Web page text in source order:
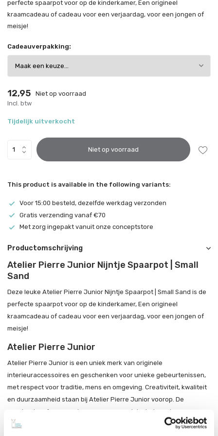
perfecte spaarpot voor op de kinderkamer, Een origineel
kraamcadeau of cadeau voor een verjaardag, voor een jongen of
meisje!
Cadeauverpakking:
12,95
Niet op voorraad
Incl. btw
Tijdelijk uitverkocht
Niet op voorraad
This product is available in the following variants:
Voor 15:00 besteld, dezelfde werkdag verzonden
Gratis verzending vanaf €70
Met zorg ingepakt vanuit onze conceptstore
Productomschrijving
Atelier Pierre Junior Nijntje Spaarpot | Small
Sand
Deze leuke Atelier Pierre Junior Nijntje Spaarpot | Small Sand is de
perfecte spaarpot voor op de kinderkamer, Een origineel
kraamcadeau of cadeau voor een verjaardag, voor een jongen of
meisje!
Atelier Pierre Junior
Atelier Pierre Junior is een uniek merk van originele
interieuraccessoires en geschenken voor unieke gebeurtenissen,
met respect voor traditie, mens en omgeving. Creativiteit, kwaliteit
en duurzaamheid staan bij Atelier Pierre Junior voorop. De
geschenken & accessoires geven aan unieke belevenissen een
extra dimensie en laten familie en vrienden nog een tijdlang